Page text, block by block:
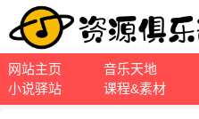
网站主页 音乐天地
小说驿站
课程&素材